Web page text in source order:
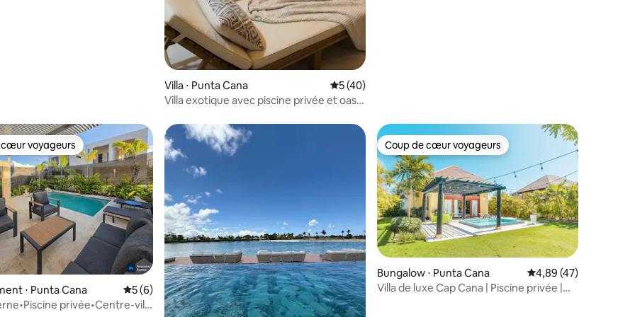
Villa ⋅ Punta Cana Évaluation moyenne sur la base de 40 commentaires : 5 sur 5
5 (40)
Villa exotique avec piscine privée et oasis
la base de 37 commentaires : 4,78 sur 5
cœur voyageurs
voyageurs
⋅ Punta Cana Évaluation moyenne sur la base de 6 commentaires : 5 sur 5
5 (6)
privée•Centre-ville
Coup de cœur voyageurs
Coup de cœur voyageurs
Bungalow ⋅ Punta Cana Évaluation moyenne
4,89 (47)
Villa de luxe Cap Cana | Piscine privée |